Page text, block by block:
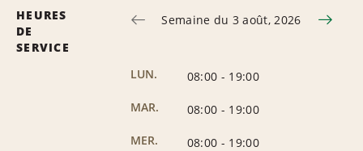
HEURES
DE
SERVICE
Semaine du 3 août, 2026
LUN. 08:00 - 19:00
MAR.
08:00 - 19:00
MER.
08:00 - 19:00